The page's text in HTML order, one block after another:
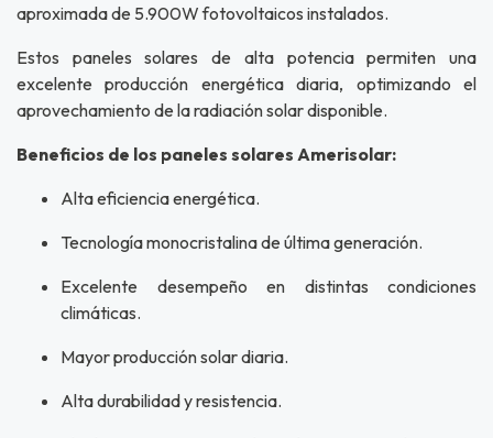
aproximada de 5.900W fotovoltaicos instalados.
Estos paneles solares de alta potencia permiten una
excelente producción energética diaria, optimizando el
aprovechamiento de la radiación solar disponible.
Beneficios de los paneles solares Amerisolar:
Alta eficiencia energética.
Tecnología monocristalina de última generación.
Excelente desempeño en distintas condiciones
climáticas.
Mayor producción solar diaria.
Alta durabilidad y resistencia.